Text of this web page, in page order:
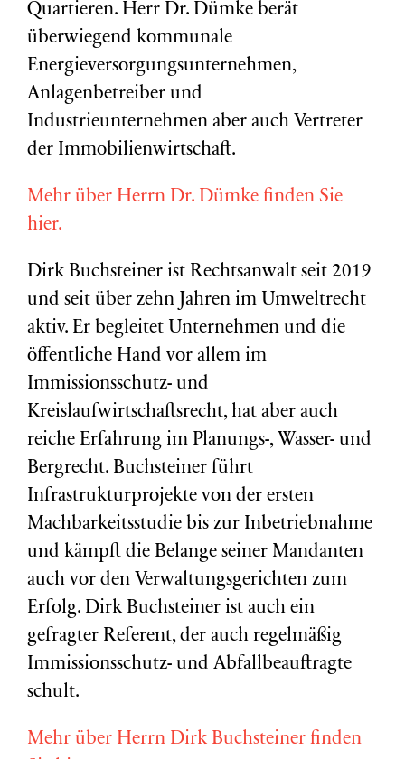
Quartieren. Herr Dr. Dümke berät
überwiegend kommunale
Energieversorgungsunternehmen,
Anlagenbetreiber und
Industrieunternehmen aber auch Vertreter
der Immobilienwirtschaft.
Mehr über Herrn Dr. Dümke finden Sie
hier.
Dirk Buchsteiner ist Rechtsanwalt seit 2019
und seit über zehn Jahren im Umweltrecht
aktiv. Er begleitet Unternehmen und die
öffentliche Hand vor allem im
Immissionsschutz- und
Kreislaufwirtschaftsrecht, hat aber auch
reiche Erfahrung im Planungs-, Wasser- und
Bergrecht. Buchsteiner führt
Infrastrukturprojekte von der ersten
Machbarkeitsstudie bis zur Inbetriebnahme
und kämpft die Belange seiner Mandanten
auch vor den Verwaltungsgerichten zum
Erfolg. Dirk Buchsteiner ist auch ein
gefragter Referent, der auch regelmäßig
Immissionsschutz- und Abfallbeauftragte
schult.
Mehr über Herrn Dirk Buchsteiner finden